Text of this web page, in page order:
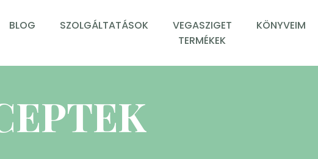
BLOG SZOLGÁLTATÁSOK
VEGASZIGET
TERMÉKEK
KÖNYVEIM